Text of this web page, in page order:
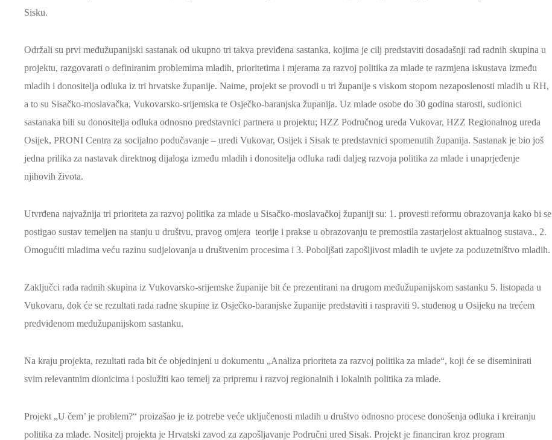
Sisku.
Održali su prvi međužupanijski sastanak od ukupno tri takva previđena sastanka, kojima je cilj predstaviti dosadašnji rad radnih skupina u
projektu, razgovarati o definiranim problemima mladih, prioritetima i mjerama za razvoj politika za mlade te razmjena iskustava između
mladih i donositelja odluka iz tri hrvatske županije. Naime, projekt se provodi u tri županije s viskom stopom nezaposlenosti mladih u RH,
a to su Sisačko-moslavačka, Vukovarsko-srijemska te Osječko-baranjska županija. Uz mlade osobe do 30 godina starosti, sudionici
sastanaka bili su donositelja odluka odnosno predstavnici partnera u projektu; HZZ Područnog ureda Vukovar, HZZ Regionalnog ureda
Osijek, PRONI Centra za socijalno podučavanje – uredi Vukovar, Osijek i Sisak te predstavnici spomenutih županija. Sastanak je bio još
jedna prilika za nastavak direktnog dijaloga između mladih i donositelja odluka radi daljeg razvoja politika za mlade i unaprjeđenje
njihovih života.
Utvrđena najvažnija tri prioriteta za razvoj politika za mlade u Sisačko-moslavačkoj županiji su: 1. provesti reformu obrazovanja kako bi se
postigao sustav temeljen na stanju u društvu, pravog omjera teorije i prakse u obrazovanju te premostila zastarjelost aktualnog sustava., 2.
Omogućiti mladima veću razinu sudjelovanja u društvenim procesima i 3. Poboljšati zapošljivost mladih te uvjete za poduzetništvo mladih.
Zaključci rada radnih skupina iz Vukovarsko-srijemske županije bit će prezentirani na drugom međužupanijskom sastanku 5. listopada u
Vukovaru, dok će se rezultati rada radne skupine iz Osječko-baranjske županije predstaviti i raspraviti 9. studenog u Osijeku na trećem
predviđenom međužupanijskom sastanku.
Na kraju projekta, rezultati rada bit će objedinjeni u dokumentu „Analiza prioriteta za razvoj politika za mlade“, koji će se diseminirati
svim relevantnim dionicima i poslužiti kao temelj za pripremu i razvoj regionalnih i lokalnih politika za mlade.
Projekt „U čem’ je problem?“ proizašao je iz potrebe veće uključenosti mladih u društvo odnosno procese donošenja odluka i kreiranju
politika za mlade. Nositelj projekta je Hrvatski zavod za zapošljavanje Područni ured Sisak. Projekt je financiran kroz program